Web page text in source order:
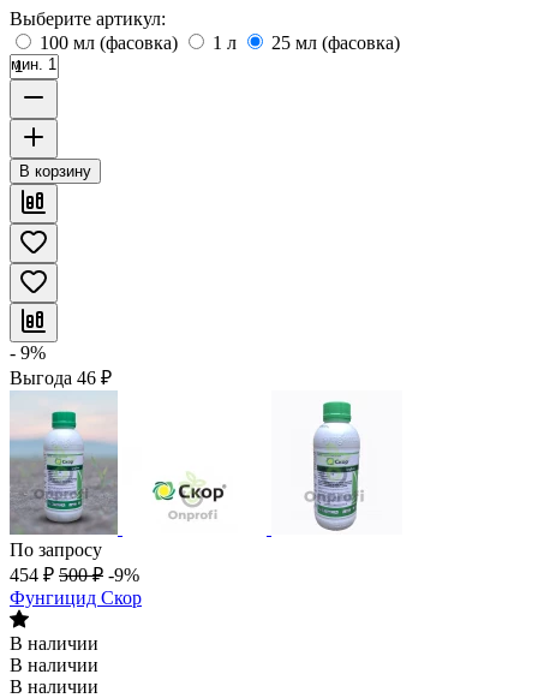
Выберите артикул:
100 мл (фасовка)
1 л 25 мл (фасовка)
мин. 1
В корзину
- 9%
Выгода 46 ₽
По запросу
454 ₽ 500 ₽ -9%
Фунгицид Скор
В наличии
В наличии
В наличии